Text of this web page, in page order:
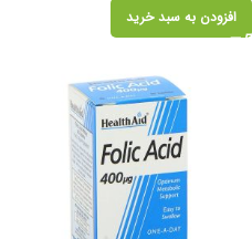
افزودن به سبد خرید